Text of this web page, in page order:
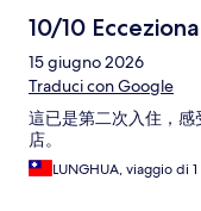
10/10
15 giugno 2026
Traduci con Google
這已是第二次入住，
店。
LUNGHUA, viaggio di